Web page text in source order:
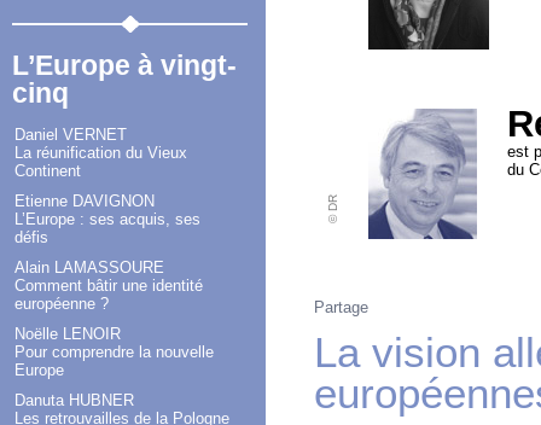
L’Europe à vingt-
cinq
Daniel VERNET
La réunification du Vieux
Continent
Etienne DAVIGNON
L’Europe : ses acquis, ses
défis
Alain LAMASSOURE
Comment bâtir une identité
européenne ?
Noëlle LENOIR
Pour comprendre la nouvelle
Europe
Danuta HUBNER
Les retrouvailles de la Pologne
© DR
est
du
Partage
La vision